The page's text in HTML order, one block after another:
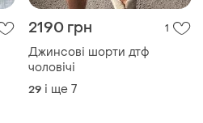
Next
Чоловічі класні шорти чінос
з бавовни
36 і ще 1